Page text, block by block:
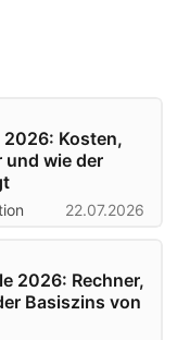
Kosten,
und wie der
22.07.2026
2026: Rechner,
Basiszins von